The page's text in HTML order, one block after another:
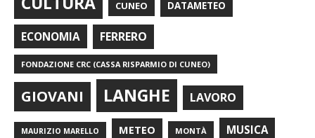
CUNEO DATAMETEO
ECONOMIA FERRERO
FONDAZIONE CRC (CASSA RISPARMIO DI CUNEO)
GIOVANI LANGHE LAVORO
MAURIZIO MARELLO METEO MONTÀ MUSICA